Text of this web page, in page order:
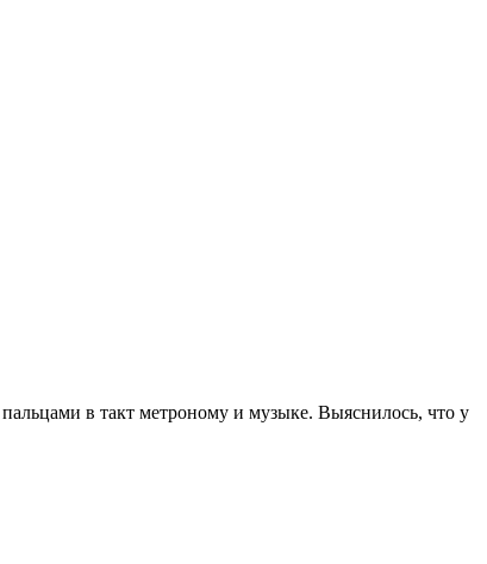
в такт метроному и музыке. Выяснилось, что у